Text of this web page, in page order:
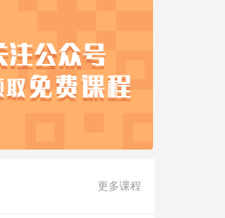
更多课程